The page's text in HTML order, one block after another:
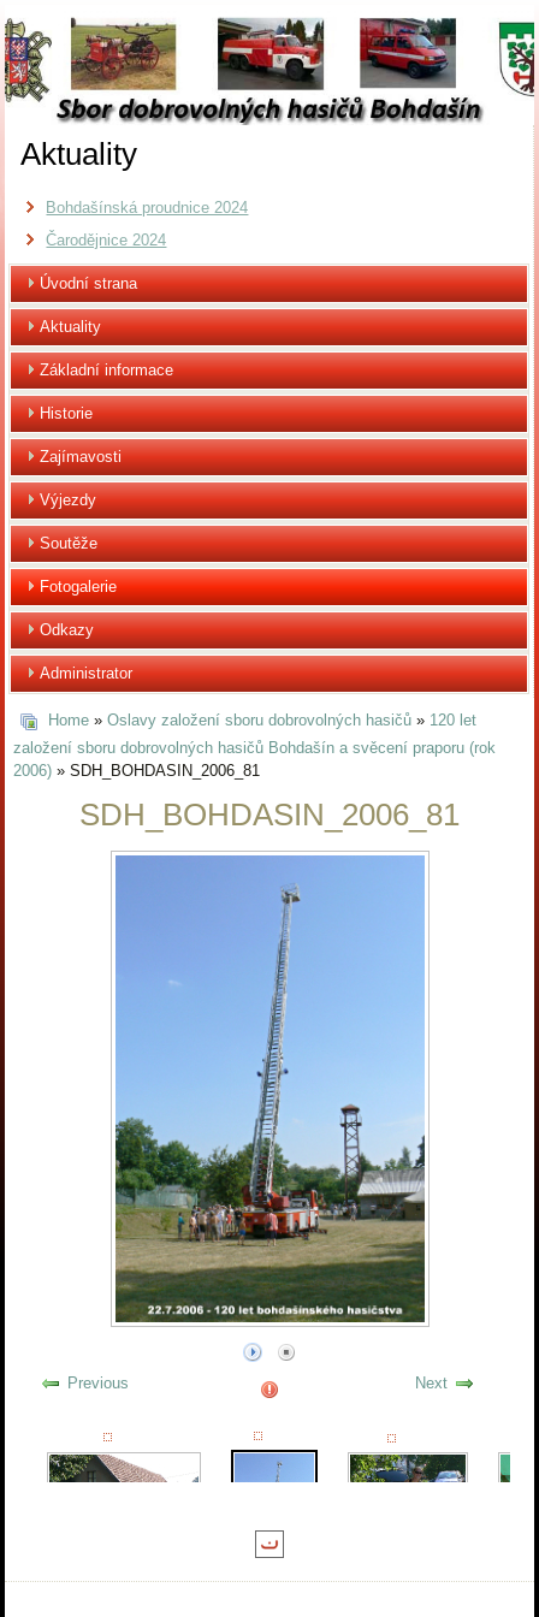
Aktuality
Bohdašínská proudnice 2024
Čarodějnice 2024
Úvodní strana
Aktuality
Základní informace
Historie
Zajímavosti
Výjezdy
Soutěže
Fotogalerie
Odkazy
Administrator
Home» Oslavy založení sboru dobrovolných hasičů» 120 let
založení sboru dobrovolných hasičů Bohdašín a svěcení praporu (rok
2006) » SDH_BOHDASIN_2006_81
SDH_BOHDASIN_2006_81
Previous Next